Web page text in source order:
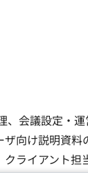
会議設定・運
向け説明資料
ライアント